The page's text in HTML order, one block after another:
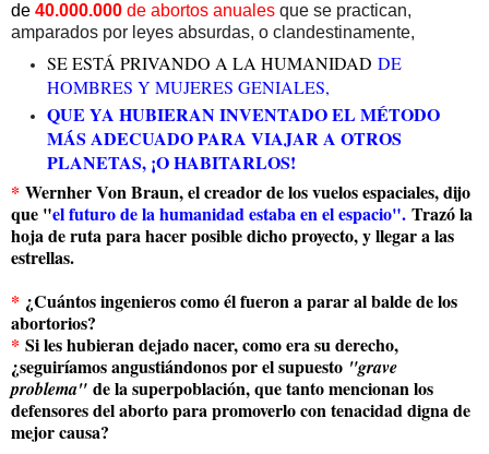
de 40.000.000 de abortos anuales que se practican,
amparados por leyes absurdas, o clandestinamente,
SE ESTÁ PRIVANDO A LA HUMANIDAD DE
HOMBRES Y MUJERES GENIALES,
QUE YA HUBIERAN INVENTADO EL MÉTODO
MÁS ADECUADO PARA VIAJAR A OTROS
PLANETAS, ¡O HABITARLOS!
* Wernher Von Braun, el creador de los vuelos espaciales, dijo
que "el futuro de la humanidad estaba en el espacio". Trazó la
hoja de ruta para hacer posible dicho proyecto, y llegar a las
estrellas.
* ¿Cuántos ingenieros como él fueron a parar al balde de los
abortorios?
* Si les hubieran dejado nacer, como era su derecho,
¿seguiríamos angustiándonos por el supuesto "grave
problema" de la superpoblación, que tanto mencionan los
defensores del aborto para promoverlo con tenacidad digna de
mejor causa?